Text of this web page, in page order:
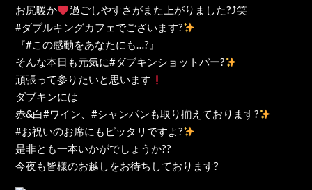
お尻暖か
過ごしやすさがまた上がりました?⤴笑
#ダブルキングカフェでございます?
『#この感動をあなたにも…?』
そんな本日も元気に#ダブキンショットバー?
頑張って参りたいと思います
ダブキンには
赤&白#ワイン、#シャンパンも取り揃えております?
#お祝いのお席にもピッタリですよ?
是非とも一本いかがでしょうか??
今夜も皆様のお越しをお待ちしております?